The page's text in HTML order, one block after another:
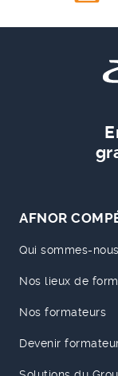
AFNOR
Qui sommes-
Nos lieux de
Nos formateurs
Devenir